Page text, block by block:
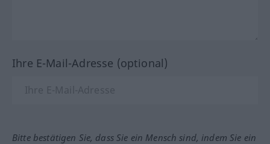
Ihre E-Mail-Adresse (optional)
Bitte bestätigen Sie, dass Sie ein Mensch sind, indem Sie ein